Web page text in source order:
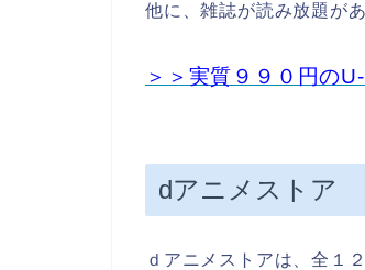
他に、雑誌が読み放題が
＞＞実質９９０円の
dアニメストア
ｄアニメストアは、全１